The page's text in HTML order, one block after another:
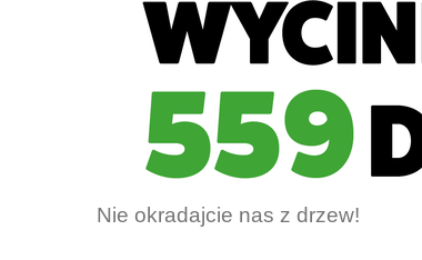
Nie okradajcie nas z drzew!